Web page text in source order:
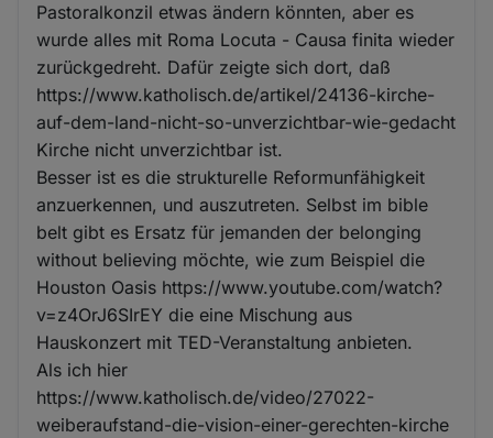
Pastoralkonzil etwas ändern könnten, aber es
wurde alles mit Roma Locuta - Causa finita wieder
zurückgedreht. Dafür zeigte sich dort, daß
https://www.katholisch.de/artikel/24136-kirche-
auf-dem-land-nicht-so-unverzichtbar-wie-gedacht
Kirche nicht unverzichtbar ist.
Besser ist es die strukturelle Reformunfähigkeit
anzuerkennen, und auszutreten. Selbst im bible
belt gibt es Ersatz für jemanden der belonging
without believing möchte, wie zum Beispiel die
Houston Oasis https://www.youtube.com/watch?
v=z4OrJ6SIrEY die eine Mischung aus
Hauskonzert mit TED-Veranstaltung anbieten.
Als ich hier
https://www.katholisch.de/video/27022-
weiberaufstand-die-vision-einer-gerechten-kirche